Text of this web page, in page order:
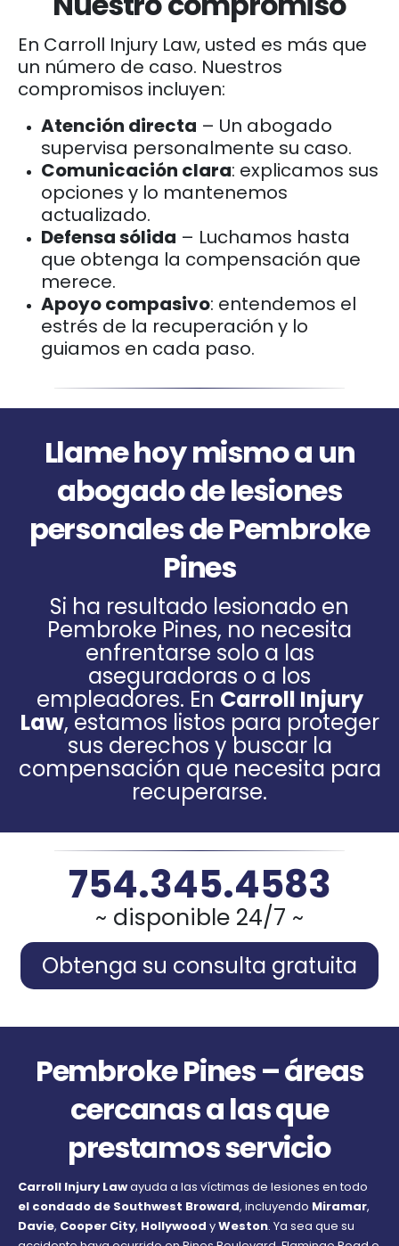
En Carroll Injury Law, usted es más que
un número de caso. Nuestros
compromisos incluyen:
Atención directa – Un abogado
supervisa personalmente su caso.
Comunicación clara: explicamos sus
opciones y lo mantenemos
actualizado.
Defensa sólida – Luchamos hasta
que obtenga la compensación que
merece.
Apoyo compasivo: entendemos el
estrés de la recuperación y lo
guiamos en cada paso.
Llame hoy mismo a un
abogado de lesiones
personales de Pembroke
Pines
Si ha resultado lesionado en
Pembroke Pines, no necesita
enfrentarse solo a las
aseguradoras o a los
empleadores. En Carroll Injury
Law, estamos listos para proteger
sus derechos y buscar la
compensación que necesita para
recuperarse.
754.345.4583
~ disponible 24/7 ~
Obtenga su consulta gratuita
Pembroke Pines – áreas
cercanas a las que
prestamos servicio
Carroll Injury Lawayuda a las víctimas de lesiones en todo
el condado de Southwest Broward, incluyendo Miramar,
Davie, Cooper City, Hollywood yWeston. Ya sea que su